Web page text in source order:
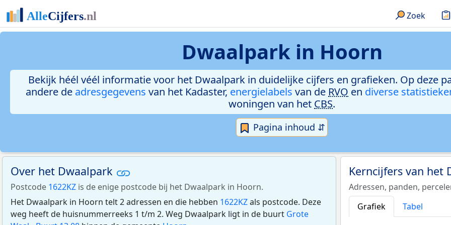
Zoek
Dwaalpark in Hoorn
Bekijk héél véél informatie voor het Dwaalpark in duidelijke cijfers en grafieken. Op deze
andere de adresgegevens van het Kadaster, energielabels van de RVO en diverse
woningen van het CBS.
Pagina inhoud ⇵
Over het Dwaalpark
Postcode 1622KZ is de enige postcode bij het Dwaalpark in Hoorn.
Het Dwaalpark in Hoorn telt 2 adressen en die hebben 1622KZals postcode. Deze
weg heeft de huisnummerreeks 1 t/m 2. Weg Dwaalpark ligt in de buurt Grote
Kerncijfers van het
Adressen, panden,
Grafiek
Tabel